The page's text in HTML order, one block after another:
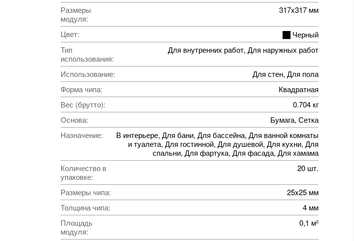
Размеры
модуля:
317x317 мм
Цвет:
Черный
Тип
использования:
Для внутренних работ, Для наружных работ
Использование:
Для стен, Для пола
Форма чипа:
Квадратная
Вес (брутто):
0.704 кг
Основа:
Бумага, Сетка
Назначение:
В интерьере, Для бани, Для бассейна, Для ванной комнаты
и туалета, Для гостинной, Для душевой, Для кухни, Для
спальни, Для фартука, Для фасада, Для хамама
Количество в
упаковке:
20 шт.
Размеры чипа:
25x25 мм
Толщина чипа:
4 мм
Площадь
модуля:
0,1 м²